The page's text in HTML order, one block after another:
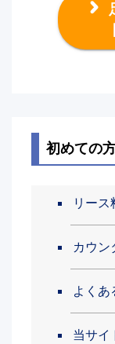
初めての
リース
カウン
よくあ
当サイ